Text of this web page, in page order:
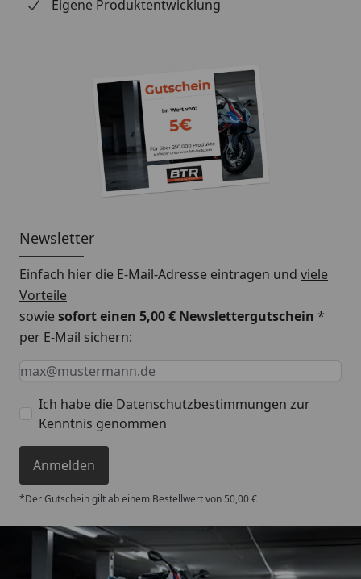
Eigene Produktentwicklung
Newsletter
Einfach hier die E-Mail-Adresse eintragen und viele
Vorteile
sowiesofort einen 5,00 € Newslettergutschein *
per E-Mail sichern:
Keine Eingabe erforderlich
Eingabe erforderlich
E-Mail *
Ich habe die Datenschutzbestimmungen zur
Kenntnis genommen
Anmelden
*Der Gutschein gilt ab einem Bestellwert von 50,00 €